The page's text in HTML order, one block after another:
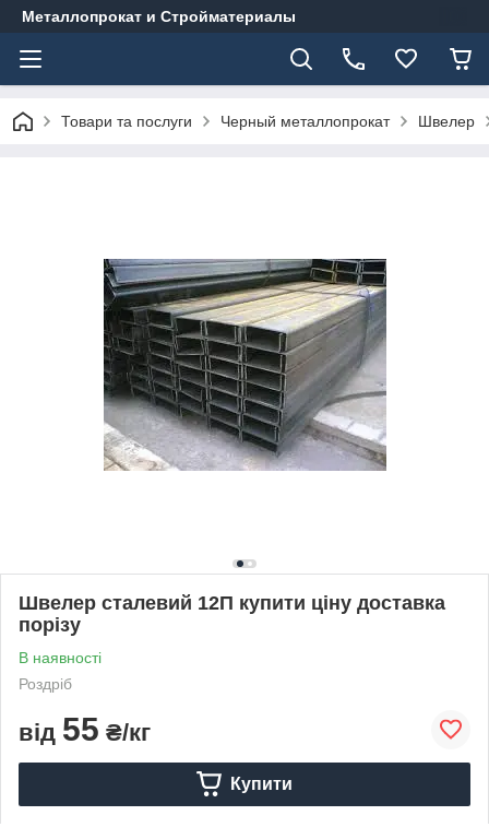
Металлопрокат и Стройматериалы
Товари та послуги Черный металлопрокат Швелер
Швелер сталевий 12П купити ціну доставка
порізу
В наявності
Роздріб
від 55 ₴/кг
Купити